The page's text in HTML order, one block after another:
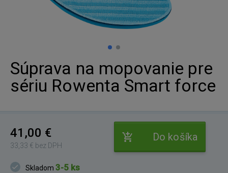
Súprava na mopovanie pre
sériu Rowenta Smart force
41,00 €
33,33 € bez DPH
Do košíka
Skladom3-5 ks